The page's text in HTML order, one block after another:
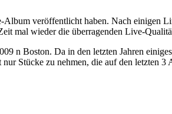
veröffentlicht haben. Nach einigen
mal wieder die überragenden Live-
n Boston. Da in den letzten Jahren
Stücke zu nehmen, die auf den letzten